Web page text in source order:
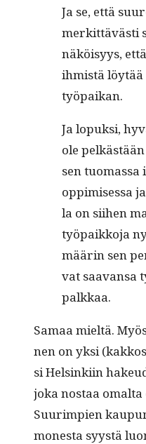
Ja se, että
merkit­tävästi
näköisyys,
ihmistä
työpaikan.
Ja lopuk­si,
ole
sen tuo­mas­sa
oppimises­sa
la on siihen
työ­paikko­ja
määrin sen
vat saa­vansa
palkkaa.
Samaa mieltä.
nen on yksi
si Helsinki­in
joka nos­taa
Suurimpi­en
mon­es­ta syys­tä